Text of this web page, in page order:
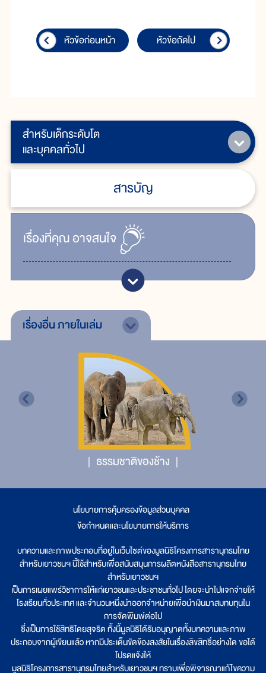
สำหรับเด็กระดับโต
และบุคคลทั่วไป
สารบัญ
เรื่ิองที่คุณอาจสนใจ
หัวข้อก่อนหน้า หัวข้อถัดไป
เรื่องอื่นภายในเล่ม
ธรรมชาติของช้าง
นโยบายการคุ้มครองข้อมูลส่วนบุคคล
ข้อกำหนดและนโยบายการให้บริการ
บทความและภาพประกอบที่อยู่ในเว็บไซต์ของมูลนิธิโครงการสารานุกรมไทย
สำหรับเยาวชนฯ นี้ใช้สำหรับเพื่อสนับสนุนการผลิตหนังสือสารานุกรมไทย
สำหรับเยาวชนฯ
เป็นการเผยแพร่วิชาการให้แก่เยาวชนและประชาชนทั่วไป โดยจะนำไปแจกจ่ายให้
โรงเรียนทั่วประเทศ และจำนวนหนึ่งนำออกจำหน่ายเพื่อนำเงินมาสมทบทุนใน
การจัดพิมพ์ต่อไป
ซึ่งเป็นการใช้สิทธิโดยสุจริต ทั้งนี้มูลนิธิได้รับอนุญาตทั้งบทความและภาพ
ประกอบจากผู้เขียนแล้ว หากมีประเด็นขัดข้องสงสัยในเรื่องลิขสิทธิ์อย่างใด ขอได้
โปรดแจ้งให้
มูลนิธิโครงการสารานุกรมไทยสำหรับเยาวชนฯ ทราบเพื่อพิจารณาแก้ไขความ